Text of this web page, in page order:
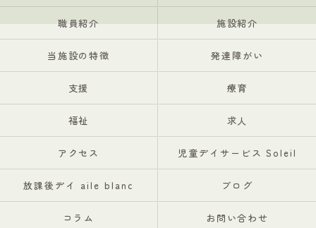
職員紹介 施設紹介
当施設の特徴 発達障がい
支援 療育
福祉 求人
アクセス 児童デイサービス Soleil
放課後デイ aile blanc ブログ
コラム お問い合わせ